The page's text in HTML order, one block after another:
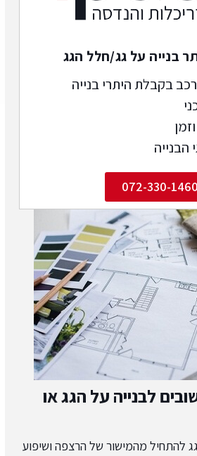
בנייה על גג/חלל הגג
בקבלת היתרי בנייה
הבנייה
072-330-1460
לבנייה על הגג או
להתחיל מהמישור של הרצפה ושיפוע